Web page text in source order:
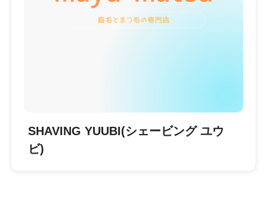
SHAVING YUUBI(シェービング ユウ
ビ)